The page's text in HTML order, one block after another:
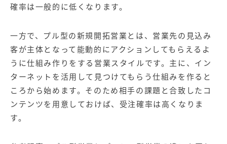
確率は一般的に低くなります。
一方で、プル型の新規開拓営業とは、営業先の見込み
客が主体となって能動的にアクションしてもらえるよ
うに仕組み作りをする営業スタイルです。主に、イン
ターネットを活用して見つけてもらう仕組みを作ると
ころから始めます。そのため相手の課題と合致したコ
ンテンツを用意しておけば、受注確率は高くなりま
す。